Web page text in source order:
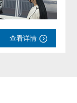
查看详情